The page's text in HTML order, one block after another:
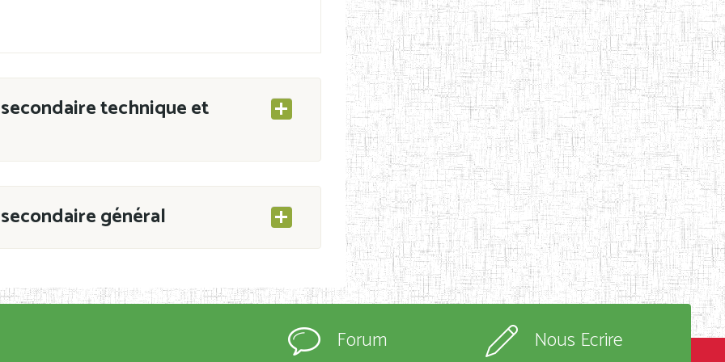
technique et
général
CAB du 21 mars 2011 portant ouverture
immatriculés et inscrits au
Forum Nous Ecrire